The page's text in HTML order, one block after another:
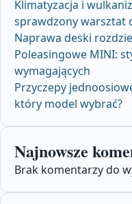
Klimatyzacja i
sprawdzony warsztat
Naprawa deski
Poleasingowe MINI:
wymagających
Przyczepy
który model wybrać?
Najnowsze
Brak komentarzy do